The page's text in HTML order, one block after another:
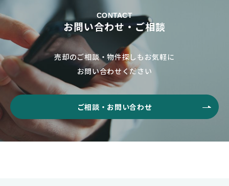
CONTACT
お問い合わせ・ご相談
売却のご相談・物件探しもお気軽に
お問い合わせください
ご相談・お問い合わせ